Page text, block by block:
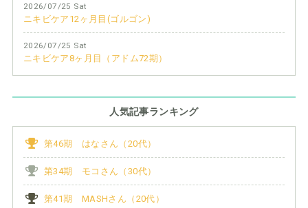
2026/07/25 Sat
ニキビケア12ヶ月目(ゴルゴン)
2026/07/25 Sat
ニキビケア8ヶ月目（アドム72期）
人気記事ランキング
第46期 はなさん（20代）
第34期 モコさん（30代）
第41期 MASHさん（20代）